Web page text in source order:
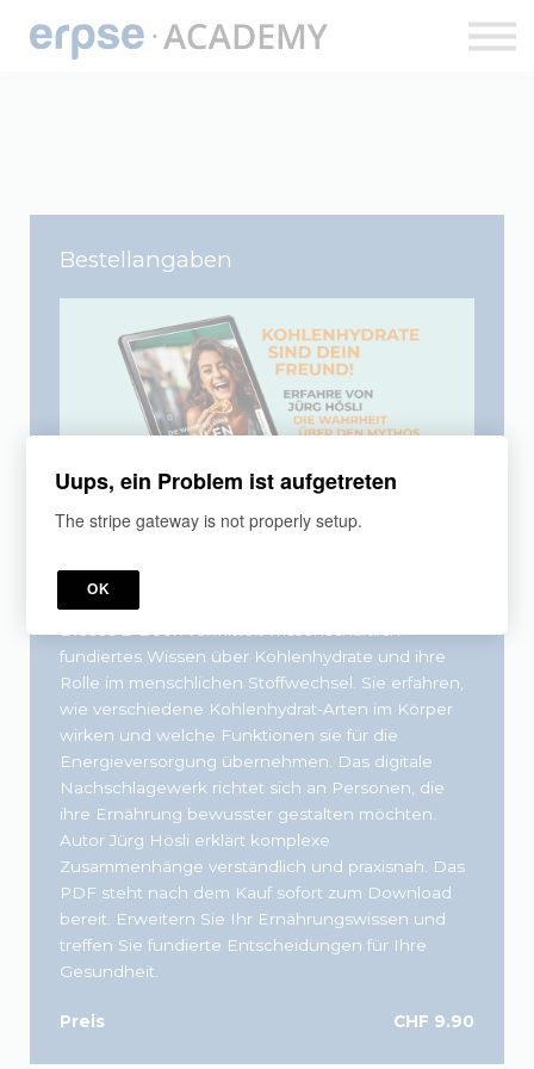
DOZENT:INNEN
ACCOUNT ANLEGEN
Bestellangaben
Die Wahrheit über Kohlenhydrate / e-
book von Jürg Hösli als PDF
fundiertes Wissen über Kohlenhydrate und ihre
Rolle im menschlichen Stoffwechsel. Sie erfahren,
wie verschiedene Kohlenhydrat-Arten im Körper
wirken und welche Funktionen sie für die
Energieversorgung übernehmen. Das digitale
Nachschlagewerk richtet sich an Personen, die
ihre Ernährung bewusster gestalten möchten.
Autor Jürg Hösli erklärt komplexe
Zusammenhänge verständlich und praxisnah. Das
PDF steht nach dem Kauf sofort zum Download
bereit. Erweitern Sie Ihr Ernährungswissen und
treffen Sie fundierte Entscheidungen für Ihre
Gesundheit.
Preis CHF 9.90
Uups, ein Problem ist aufgetreten
The stripe gateway is not properly setup.
OK